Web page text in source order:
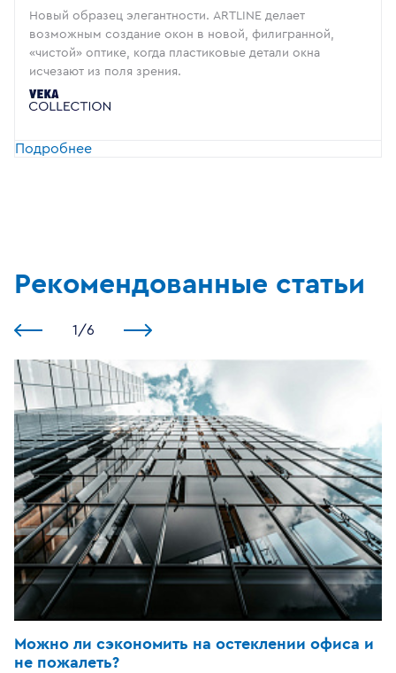
Новый образец элегантности. ARTLINE делает
возможным создание окон в новой, филигранной,
«чистой» оптике, когда пластиковые детали окна
исчезают из поля зрения.
Подробнее
Рекомендованные статьи
1 /6
Можно ли сэкономить на остеклении офиса и
не пожалеть?